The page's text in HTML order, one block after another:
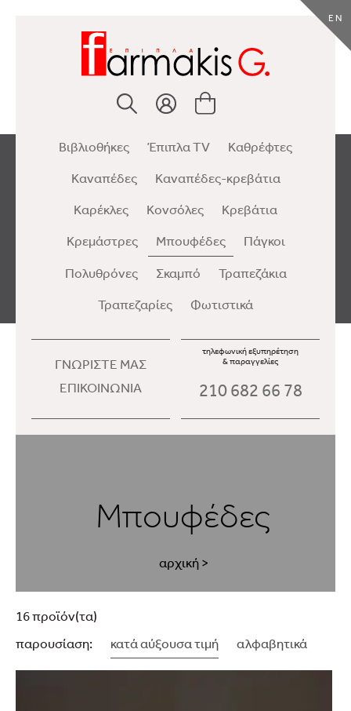
EN
Βιβλιοθήκες Έπιπλα TV
Καθρέφτες
Καναπέδες
Καναπέδες-κρεβάτια
Καρέκλες
Κονσόλες
Κρεβάτια
Κρεμάστρες
Μπουφέδες
Πάγκοι
Πολυθρόνες
Σκαμπό
Τραπεζάκια
Τραπεζαρίες
Φωτιστικά
ΓΝΩΡΙΣΤΕ ΜΑΣ
ΕΠΙΚΟΙΝΩΝΙΑ
τηλεφωνική εξυπηρέτηση
& παραγγελίες
210 682 66 78
αρχική>
Μπουφέδες
16 προϊόν(τα)
παρουσίαση:
κατά αύξουσα τιμή αλφαβητικά